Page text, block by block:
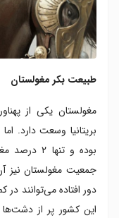
طبیعت بکر مغولستان
مغولستان یکی از
بریتانیا وسعت دارد.
بوده و
جمعیت مغولستان نیز
دور افتاده می‌توانند
این کشور پر از